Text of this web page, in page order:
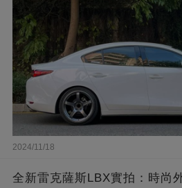
2024/11/18
全新雷克薩斯LBX實拍：時尚